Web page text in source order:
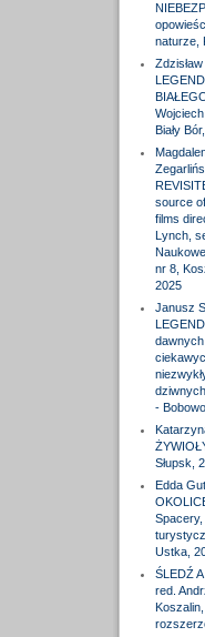
naturze,
Biały
source
films
Lynch,
nr 8,
2025
Janusz
-
Słupsk,
Edda
Ustka,
ŚLEDŹ
red.